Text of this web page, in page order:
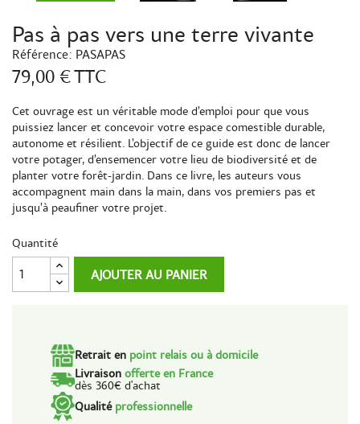
Pas à pas vers une terre vivante
Référence: PASAPAS
79,00 €TTC
Cet ouvrage est un véritable mode d’emploi pour que vous
puissiez lancer et concevoir votre espace comestible durable,
autonome et résilient. L’objectif de ce guide est donc de lancer
votre potager, d’ensemencer votre lieu de biodiversité et de
planter votre forêt-jardin. Dans ce livre, les auteurs vous
accompagnent main dans la main, dans vos premiers pas et
jusqu’à peaufiner votre projet.
Quantité
AJOUTER AU PANIER
Retrait en point relais ou à domicile
Livraison offerte en France
dès 360€ d'achat
Qualité professionnelle